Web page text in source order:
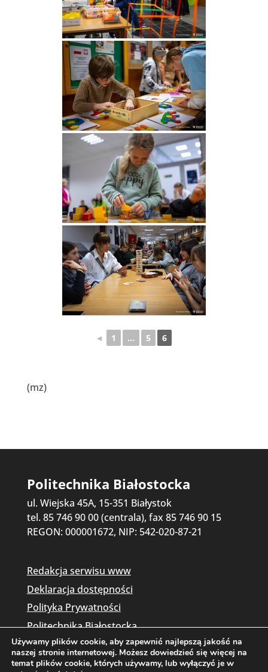
◄ 1 ... 5 6
(mz)
Politechnika Białostocka
ul. Wiejska 45A, 15-351 Białystok
tel. 85 746 90 00 (centrala), fax 85 746 90 15
REGON: 000001672, NIP: 542-020-87-21
Redakcja serwisu www
Deklaracja dostępności
Polityka Prywatności
Politechnika Białostocka
Używamy plików cookie, aby zapewnić najlepszą jakość na
naszej stronie internetowej. Możesz dowiedzieć się więcej na
temat plików cookie, których używamy, lub wyłączyć je w